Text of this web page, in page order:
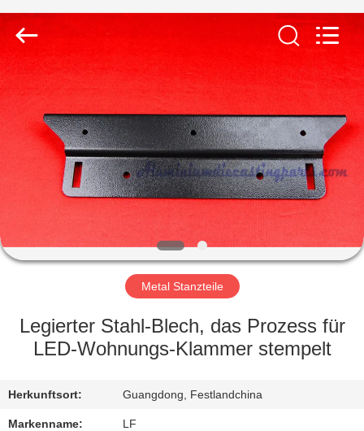
ZU
HAUSE
PRODUKTE
VIDEOS
ÜBER
WERKSBESICHTIGUNG
QUALITÄTSKONTROLLE
Industrial
Rights
Metal Stanzteile
Legierter Stahl-Blech, das Prozess für
LED-Wohnungs-Klammer stempelt
Herkunftsort: Guangdong, Festlandchina
Markenname: LF